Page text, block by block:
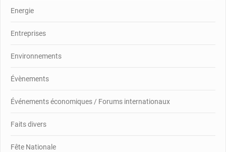
Energie
Entreprises
Environnements
Évènements
Événements économiques / Forums internationaux
Faits divers
Fête Nationale